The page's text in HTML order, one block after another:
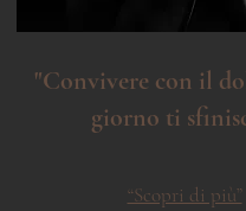
"Convivere con il
giorno ti
“Scopri di più”